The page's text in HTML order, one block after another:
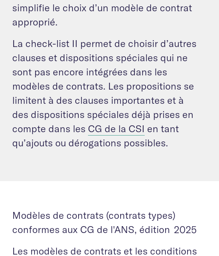
simplifie le choix d’un modèle de contrat
approprié.
La check-list II permet de choisir d’autres
clauses et dispositions spéciales qui ne
sont pas encore intégrées dans les
modèles de contrats. Les propositions se
limitent à des clauses importantes et à
des dispositions spéciales déjà prises en
compte dans les CG de la CSI en tant
qu’ajouts ou dérogations possibles.
Modèles de contrats (contrats types)
conformes aux CG de l'ANS, édition 2025
Les modèles de contrats et les conditions